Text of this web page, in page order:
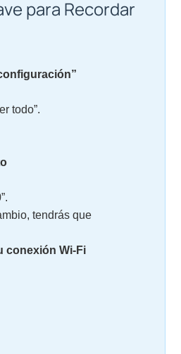
para Recordar
todo”.
tendrás que
conexión Wi-Fi